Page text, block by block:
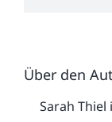
Über den
Sarah